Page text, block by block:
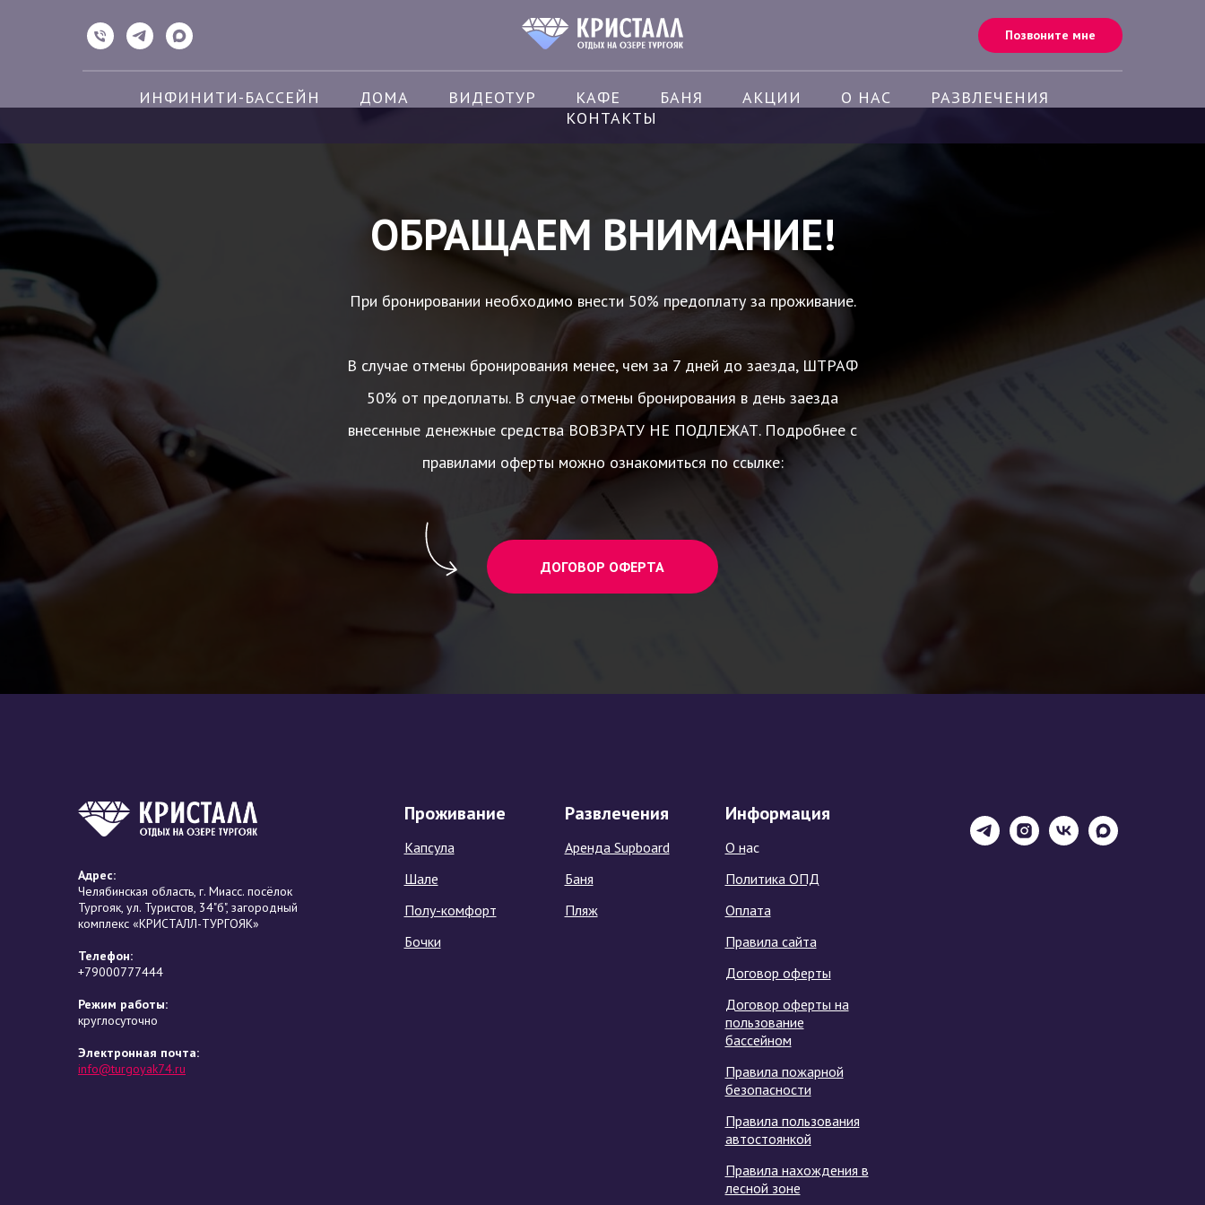
Позвоните мне
ИНФИНИТИ-БАССЕЙН ДОМА ВИДЕОТУР КАФЕ БАНЯ АКЦИИ О НАС
РАЗВЛЕЧЕНИЯ
КОНТАКТЫ
ОБРАЩАЕМ ВНИМАНИЕ!
При бронировании необходимо внести 50% предоплату за проживание.
В случае отмены бронирования менее, чем за 7 дней до заезда, ШТРАФ
50% от предоплаты. В случае отмены бронирования в день заезда
внесенные денежные средства ВОВЗРАТУ НЕ ПОДЛЕЖАТ. Подробнее с
правилами оферты можно ознакомиться по ссылке:
ДОГОВОР ОФЕРТА
Адрес:
Челябинская область, г. Миасс. посёлок
Тургояк, ул. Туристов, 34"б", загородный
комплекс «КРИСТАЛЛ-ТУРГОЯК»
Телефон:
+79000777444
Режим работы:
круглосуточно
Электронная почта:
info@turgoyak74.ru
Проживание
Капсула
Шале
Полу-комфорт
Бочки
Развлечения
Аренда Supboard
Баня
Пляж
Информация
О нас
Политика ОПД
Оплата
Правила сайта
Договор оферты
Договор оферты на
пользование
бассейном
Правила пожарной
безопасности
Правила пользования
автостоянкой
Правила нахождения в
лесной зоне